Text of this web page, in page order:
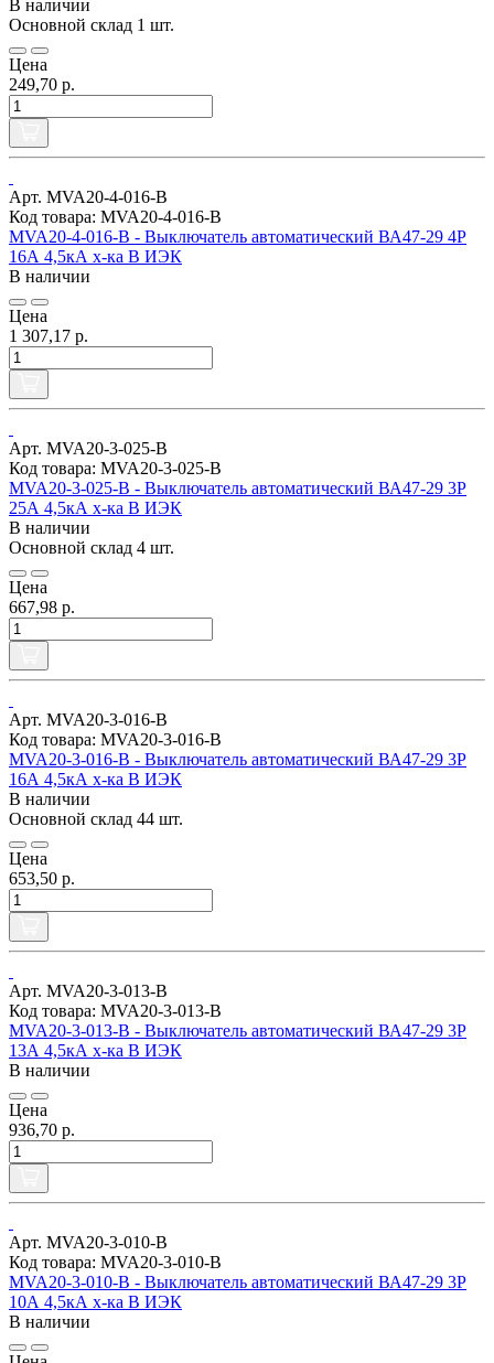
В наличии
Основной склад 1 шт.
Цена
249,70 р.
Арт. MVA20-4-016-B
Код товара: MVA20-4-016-B
MVA20-4-016-B - Выключатель автоматический ВА47-29 4Р
16А 4,5кА х-ка В ИЭК
В наличии
Цена
1 307,17 р.
Арт. MVA20-3-025-B
Код товара: MVA20-3-025-B
MVA20-3-025-B - Выключатель автоматический ВА47-29 3Р
25А 4,5кА х-ка В ИЭК
В наличии
Основной склад 4 шт.
Цена
667,98 р.
Арт. MVA20-3-016-B
Код товара: MVA20-3-016-B
MVA20-3-016-B - Выключатель автоматический ВА47-29 3Р
16А 4,5кА х-ка В ИЭК
В наличии
Основной склад 44 шт.
Цена
653,50 р.
Арт. MVA20-3-013-B
Код товара: MVA20-3-013-B
MVA20-3-013-B - Выключатель автоматический ВА47-29 3Р
13А 4,5кА х-ка В ИЭК
В наличии
Цена
936,70 р.
Арт. MVA20-3-010-B
Код товара: MVA20-3-010-B
MVA20-3-010-B - Выключатель автоматический ВА47-29 3Р
10А 4,5кА х-ка В ИЭК
В наличии